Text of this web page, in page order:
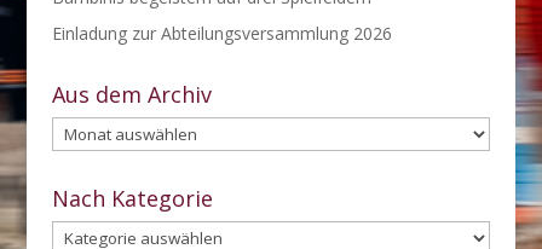
Einladung zur Abteilungsversammlung 2026
Aus dem Archiv
Aus
dem
Archiv
Nach Kategorie
Nach